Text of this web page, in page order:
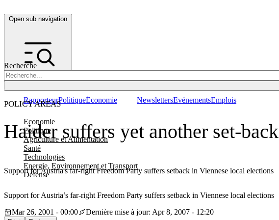
Open sub navigation
Recherche
POLICY AREAS
Economie
Politique
Agriculture et Alimentation
Santé
Technologies
Energie, Environnement et Transport
Défense
RapporteurPolitiqueÉconomie NewslettersEvénementsEmplois
Haider suffers yet another set-back
Support for Austria's far-right Freedom Party suffers setback in Viennese local elections
Support for Austria’s far-right Freedom Party suffers setback in Viennese local elections
Mar 26, 2001 - 00:00
Dernière mise à jour: Apr 8, 2007 - 12:20